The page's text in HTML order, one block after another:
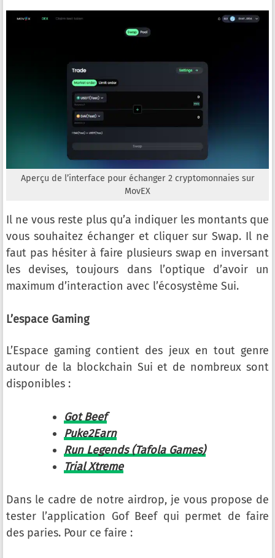
Aperçu de l’interface pour échanger 2 cryptomonnaies sur
MovEX
Il ne vous reste plus qu’a indiquer les montants que
vous souhaitez échanger et cliquer sur Swap. Il ne
faut pas hésiter à faire plusieurs swap en inversant
les devises, toujours dans l’optique d’avoir un
maximum d’interaction avec l’écosystème Sui.
L’espace Gaming
L’Espace gaming contient des jeux en tout genre
autour de la blockchain Sui et de nombreux sont
disponibles :
Got Beef
Puke2Earn
Run Legends (Tafola Games)
Trial Xtreme
Dans le cadre de notre airdrop, je vous propose de
tester l’application Gof Beef qui permet de faire
des paries. Pour ce faire :